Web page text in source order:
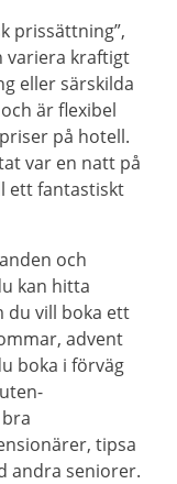
prissättning”,
variera kraftigt
eller särskilda
är flexibel
på hotell.
var en natt på
ett fantastiskt
och
kan hitta
du vill boka ett
advent
boka i förväg
tipsa
andra seniorer.